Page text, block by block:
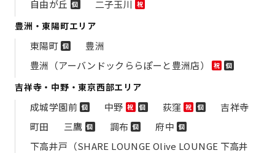
自由が丘 個 二子玉川 祝
豊洲・東陽町エリア
東陽町 個
豊洲
豊洲（アーバンドックららぽーと豊洲店）
祝 個
吉祥寺・中野・東京西部エリア
成城学園前 個 中野 祝 個 荻窪 祝 個
吉祥寺
町田
三鷹 個 調布 個 府中 個
下高井戸（SHARE LOUNGE Olive LOUNGE 下高井